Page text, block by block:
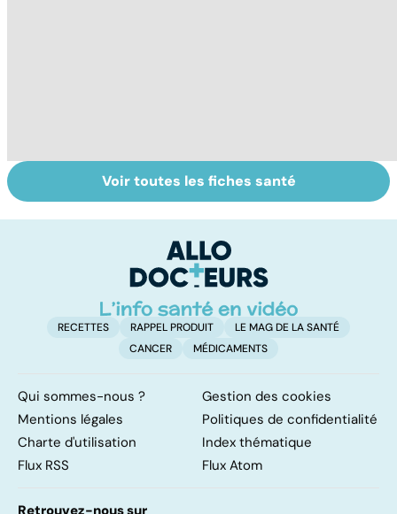
Tout savoir sur
les infections
Inflammation des
amygdales : que
d'angine ?
Voir toutes les fiches santé
RECETTES RAPPEL PRODUIT
LE MAG DE LA SANTÉ
CANCER
MÉDICAMENTS
Qui sommes-nous ?
Gestion des cookies
Mentions légales
Politiques de confidentialité
Charte d'utilisation
Index thématique
Flux RSS
Flux Atom